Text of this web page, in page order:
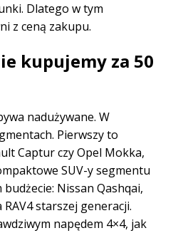
Dlatego w tym
z ceną zakupu.
kupujemy za 50
nadużywane. W
Pierwszy to
Captur czy Opel Mokka,
SUV-y segmentu
Nissan Qashqai,
starszej generacji.
napędem 4×4, jak